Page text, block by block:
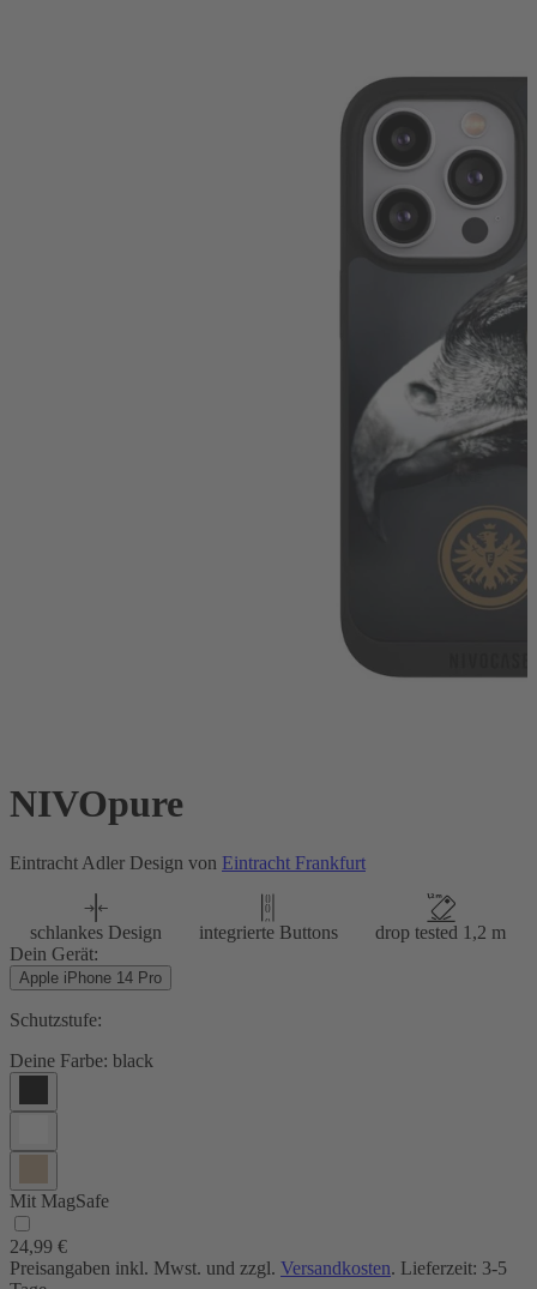
NIVOpure
Eintracht Adler Design von Eintracht Frankfurt
schlankes Design integrierte Buttons
drop tested 1,2 m
Dein Gerät:
Apple iPhone 14 Pro
Schutzstufe:
Deine Farbe: black
Mit MagSafe
24,99 €
Preisangaben inkl. Mwst. und zzgl. Versandkosten. Lieferzeit: 3-5